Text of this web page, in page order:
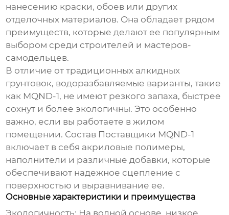
нанесению краски, обоев или других
отделочных материалов. Она обладает рядом
преимуществ, которые делают ее популярным
выбором среди строителей и мастеров-
самодельцев.
В отличие от традиционных алкидных
грунтовок, водоразбавляемые варианты, такие
как MQND-1, не имеют резкого запаха, быстрее
сохнут и более экологичны. Это особенно
важно, если вы работаете в жилом
помещении. Состав Поставщики MQND-1
включает в себя акриловые полимеры,
наполнители и различные добавки, которые
обеспечивают надежное сцепление с
поверхностью и выравнивание ее.
Основные характеристики и преимущества